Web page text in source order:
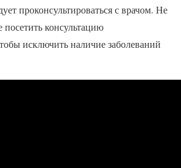
проконсультироваться с врачом. Не
консультацию
исключить наличие заболеваний